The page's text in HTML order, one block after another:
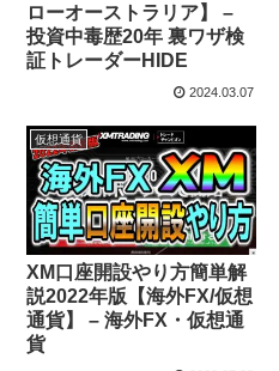
ローオーストラリア】 –
投資中毒歴20年 裏ワザ検
証トレーダーHIDE
2024.03.07
仮想通貨
XM口座開設やり方簡単解
説2022年版【海外FX/仮想
通貨】 – 海外FX・仮想通
貨